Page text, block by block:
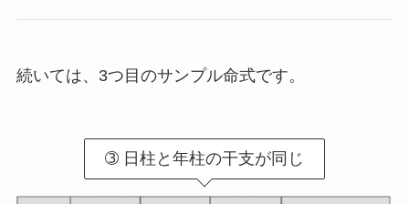
続いては、3つ目のサンプル命式です。
➂ 日柱と年柱の干支が同じ